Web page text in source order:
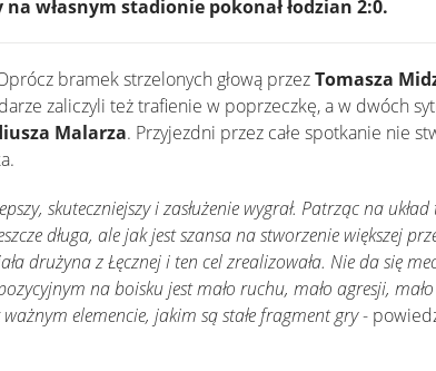
własnym stadionie pokonał łodzian 2:0.
bramek strzelonych głową przezTomasza
zaliczyli też trafienie w poprzeczkę, a w dwóch
Malarza. Przyjezdni przez całe spotkanie nie
skuteczniejszy i zasłużenie wygrał. Patrząc na
długa, ale jak jest szansa na stworzenie większej
drużyna z Łęcznej i ten cel zrealizowała. Nie da się
na boisku jest mało ruchu, mało agresji,
elemencie, jakim są stałe fragment gry-